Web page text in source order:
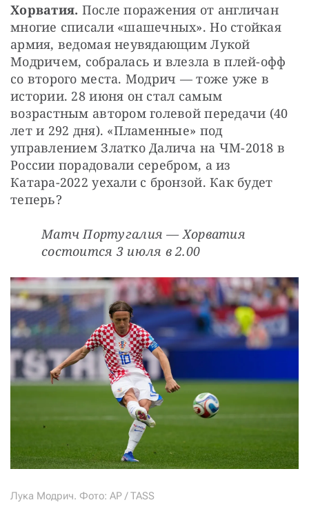
Хорватия. После поражения от англичан
многие списали «шашечных». Но стойкая
армия, ведомая неувядающим Лукой
Модричем, собралась и влезла в плей-офф
со второго места. Модрич — тоже уже в
истории. 28 июня он стал самым
возрастным автором голевой передачи (40
лет и 292 дня). «Пламенные» под
управлением Златко Далича на ЧМ-2018 в
России порадовали серебром, а из
Катара-2022 уехали с бронзой. Как будет
теперь?
Матч Португалия — Хорватия
состоится 3 июля в 2.00
Лука Модрич. Фото: AP / TASS